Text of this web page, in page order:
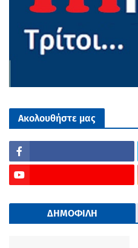
Ακολουθήστε μας
ΔΗΜΟΦΙΛΗ